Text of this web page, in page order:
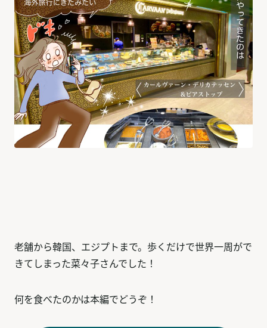
老舗から韓国、エジプトまで。歩くだけで世界一周がで
きてしまった菜々子さんでした！
何を食べたのかは本編でどうぞ！